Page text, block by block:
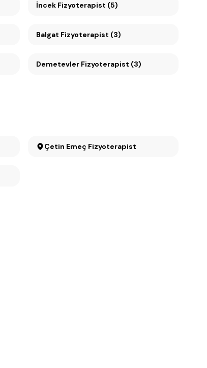
İncek Fizyoterapist (5)
Balgat Fizyoterapist (3)
Demetevler Fizyoterapist (3)
Çetin Emeç Fizyoterapist